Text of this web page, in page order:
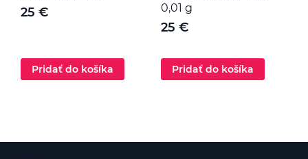
25 €
Pridať do košíka
0,01 g
25 €
Pridať do košíka